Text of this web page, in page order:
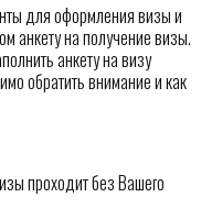
для оформления визы и
анкету на получение визы.
анкету на визу
обратить внимание и как
проходит без Вашего